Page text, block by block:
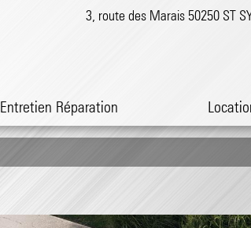
Entretien Réparation
3, route des Marais 50250 ST